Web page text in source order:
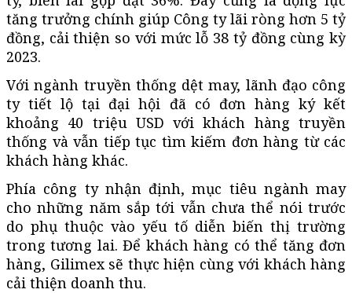
tăng trưởng chính giúp Công ty lãi ròng hơn 5 tỷ
đồng, cải thiện so với mức lỗ 38 tỷ đồng cùng kỳ
2023.
Với ngành truyền thống dệt may, lãnh đạo công
ty tiết lộ tại đại hội đã có đơn hàng ký kết
khoảng 40 triệu USD với khách hàng truyền
thống và vẫn tiếp tục tìm kiếm đơn hàng từ các
khách hàng khác.
Phía công ty nhận định, mục tiêu ngành may
cho những năm sắp tới vẫn chưa thể nói trước
do phụ thuộc vào yếu tố diễn biến thị trường
trong tương lai. Để khách hàng có thể tăng đơn
hàng, Gilimex sẽ thực hiện cùng với khách hàng
cải thiện doanh thu.